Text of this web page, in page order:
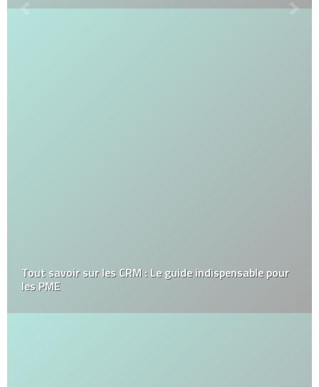
Tout savoir sur les CRM : Le guide indispensable pour
les PME